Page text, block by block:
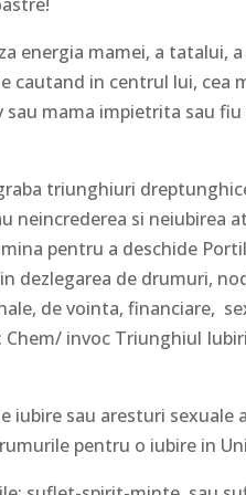
energia mamei, a tatalui,
cautand in centrul lui, cea
mama impietrita sau
triunghiuri
neincrederea si neiubirea
pentru a deschide
dezlegarea de drumuri,
de vointa, financiare,
Chem/ invoc Triunghiul
iubire sau aresturi sexuale
pentru o iubire in